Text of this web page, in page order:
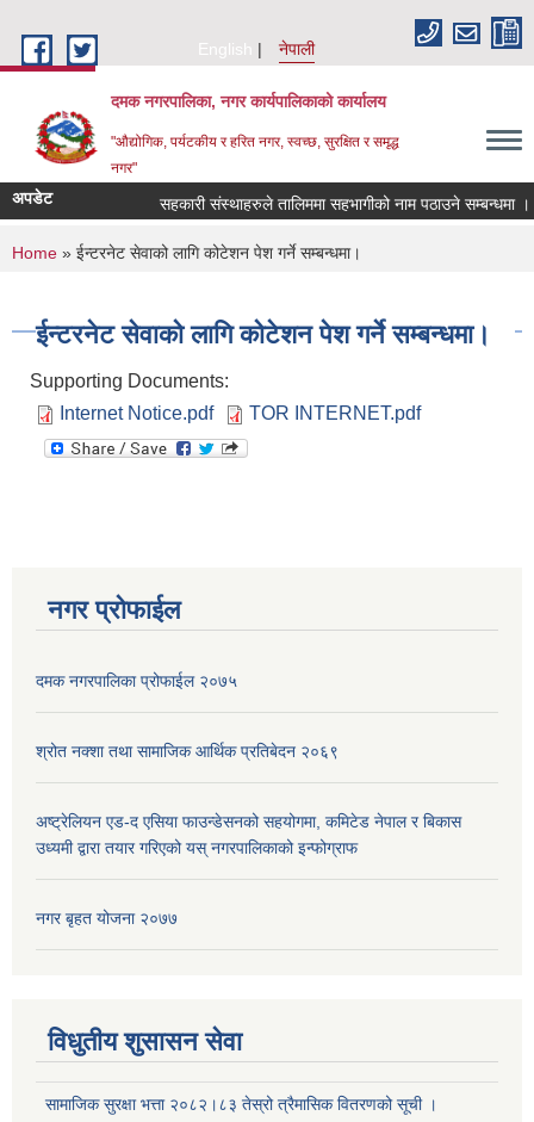
English
नेपाली
दमक नगरपालिका, नगर कार्यपालिकाको कार्यालय
"औद्योगिक, पर्यटकीय र हरित नगर, स्वच्छ, सुरक्षित र समृद्ध
नगर"
अपडेट सहकारी संस्थाहरुले तालिममा सहभागीको नाम पठाउने सम्बन्धमा ।
You are here
Home » ईन्टरनेट सेवाको लागि कोटेशन पेश गर्ने सम्बन्धमा।
ईन्टरनेट सेवाको लागि कोटेशन पेश गर्ने सम्बन्धमा।
Supporting Documents:
Internet Notice.pdf
TOR INTERNET.pdf
नगर प्रोफाईल
दमक नगरपालिका प्रोफाईल २०७५
श्रोत नक्शा तथा सामाजिक आर्थिक प्रतिबेदन २०६९
अष्ट्रेलियन एड-द एसिया फाउन्डेसनको सहयोगमा, कमिटेड नेपाल र बिकास
उध्यमी द्वारा तयार गरिएको यस् नगरपालिकाको इन्फोग्राफ
नगर बृहत योजना २०७७
विधुतीय शुसासन सेवा
सामाजिक सुरक्षा भत्ता २०८२।८३ तेस्रो त्रैमासिक वितरणको सूची ।